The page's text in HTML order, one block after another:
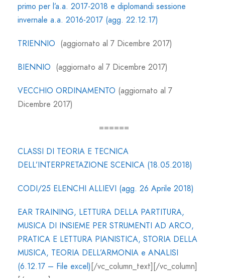
primo per l’a.a. 2017-2018 e diplomandi sessione
invernale a.a. 2016-2017 (agg. 22.12.17)
TRIENNIO (aggiornato al 7 Dicembre 2017)
BIENNIO (aggiornato al 7 Dicembre 2017)
VECCHIO ORDINAMENTO (aggiornato al 7
Dicembre 2017)
======
CLASSI DI TEORIA E TECNICA
DELL’INTERPRETAZIONE SCENICA (18.05.2018)
CODI/25 ELENCHI ALLIEVI (agg. 26 Aprile 2018)
EAR TRAINING, LETTURA DELLA PARTITURA,
MUSICA DI INSIEME PER STRUMENTI AD ARCO,
PRATICA E LETTURA PIANISTICA, STORIA DELLA
MUSICA, TEORIA DELL’ARMONIA e ANALISI
(6.12.17 – File excel) [/vc_column_text][/vc_column]